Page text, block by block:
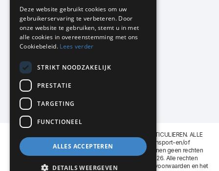
KMP Kantoormeubilair
Airport Business Park
Frankfurtstraat 29-31
1175 RH Lijnden
020-617 01 26
info@kmpkantoormeubilair.nl
Facebook
Instagram
KMP Kantoormeubilair levert aan BEDRIJVEN en PARTICULIEREN. ALLE
GENOEMDE PRIJZEN ZIJN EXCL. 21% B.T.W. Transport-en/of
Montagekosten op aanvraag. Aan deze website kunnen geen rechten
worden ontleend. KMP Kantoormeubilair VOF © 2026. Alle rechten
voorbehouden. Lees voor gebruik graag de
leveringsvoorwaarden en het
Deze website gebruikt cookies om uw
gebruikerservaring te verbeteren. Door
onze website te gebruiken, stemt u in met
alle cookies in overeenstemming met ons
Cookiebeleid. Lees verder
STRIKT NOODZAKELIJK
PRESTATIE
TARGETING
FUNCTIONEEL
ALLES ACCEPTEREN
DETAILS WEERGEVEN